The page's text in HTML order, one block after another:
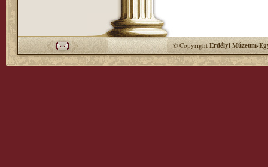
© CopyrightErdélyi Múzeum-